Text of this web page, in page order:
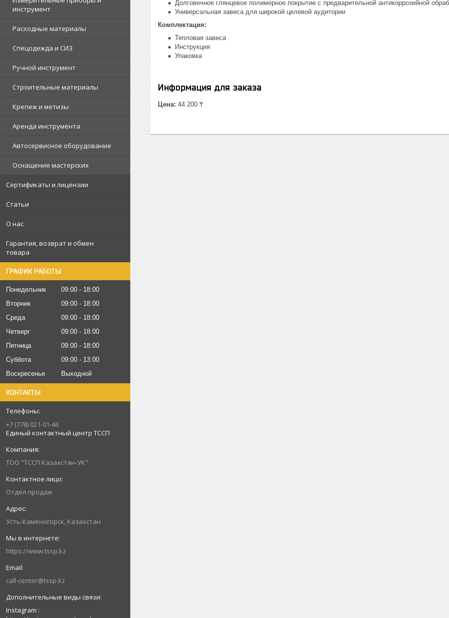
инструмент
Расходные материалы
Спецодежда и СИЗ
Ручной инструмент
Строительные материалы
Крепеж и метизы
Аренда инструмента
Автосервисное оборудование
Оснащение мастерских
Сертификаты и лицензии
Статьи
О нас
Гарантия, возврат и обмен
товара
ГРАФИК РАБОТЫ
Понедельник 09:00
18:00
Вторник
09:00
18:00
Среда
09:00
18:00
Четверг
09:00
18:00
Пятница
09:00
18:00
Суббота
09:00
13:00
Воскресенье
Выходной
КОНТАКТЫ
+7 (778) 021-01-46
Единый контактный центр ТССП
ТОО "ТССП Казахстан-УК"
Отдел продаж
Усть-Каменогорск, Казахстан
https://www.tssp.kz
call-center@tssp.kz
Instagram
Долговечное глянцевое полимерное покрытие с предварительной антикоррозийной
Универсальная завеса для широкой целевой аудитории
Комплектация:
Тепловая завеса
Инструкция
Упаковка
Информация для заказа
Цена: 44 200 ₸